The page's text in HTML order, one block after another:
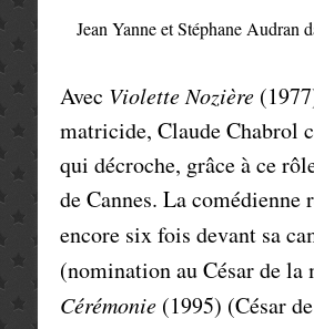
Jean Yanne et Stéphane Audran
Avec Violette Nozière
matricide, Claude Chabrol
qui décroche, grâce à ce
de Cannes. La comédienne
encore six fois devant sa
(nomination au César de
Cérémonie (1995) (César